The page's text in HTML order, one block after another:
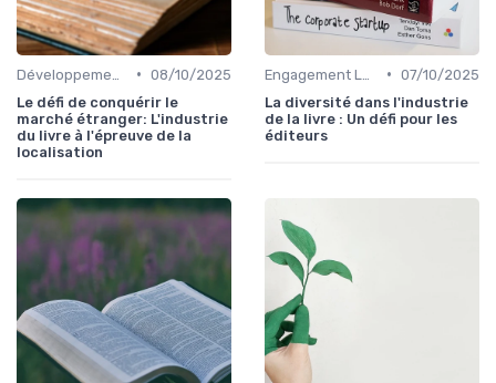
• 08/10/2025
Le défi de conquérir le
marché étranger: L'industrie
du livre à l'épreuve de la
localisation
• 07/10/2025
La diversité dans l'industrie
de la livre : Un défi pour les
éditeurs